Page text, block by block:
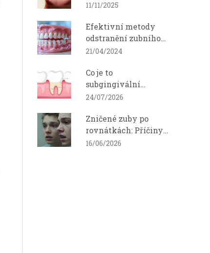
pro žvýkání a hovor
11/11/2025
Efektivní metody
odstranění zubního
kamene: Jak na to?
21/04/2024
Co je to
subgingivální
ošetření (kyretáž)?
péče
24/07/2026
Zničené zuby po
rovnátkách: Příčiny,
řešení a mé
16/06/2026